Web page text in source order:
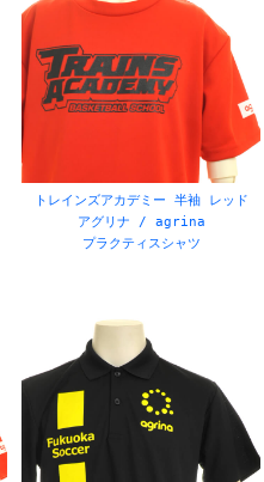
38 ス:ソフトボール 47
379 スケート 358 スタッフウェア
デ:ボーダー 12 デ:幾何学 2 デ:柄
メンズ
学校 638 幾何学 71
色:水色・サックス 6 色:灰・グレー
トレインズアカデミー 半袖 レッド
アグリナ / agrina
プラクティスシャツ